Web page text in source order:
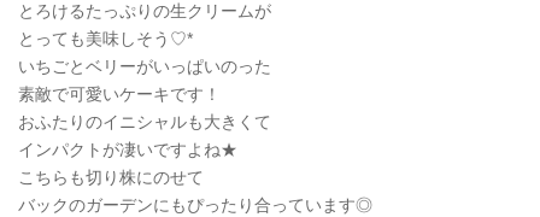
とろけるたっぷりの生クリームが
とっても美味しそう♡*
いちごとベリーがいっぱいのった
素敵で可愛いケーキです！
おふたりのイニシャルも大きくて
インパクトが凄いですよね★
こちらも切り株にのせて
バックのガーデンにもぴったり合っています◎